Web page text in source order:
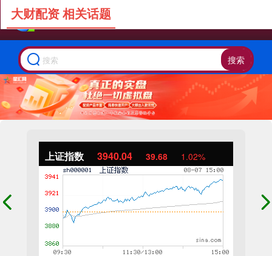
搜索
上证指数 3940.04 39.68 1.02%
大财配资 相关话题